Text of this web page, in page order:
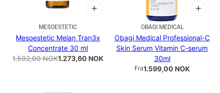
MESOESTETIC
Mesoestetic Melan Tran3x
Concentrate 30 ml
1.592,00 NOK1.273,60 NOK
OBAGI MEDICAL
Obagi Medical Professional-C
Skin Serum Vitamin C-serum
30ml
Fra1.599,00 NOK